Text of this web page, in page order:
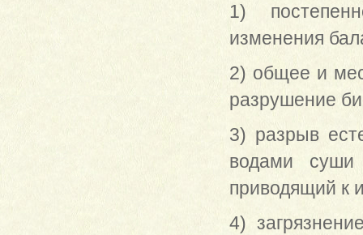
1)
изменения
2) общее и
разрушение
3) разрыв
водами суши
приводящий к
4)